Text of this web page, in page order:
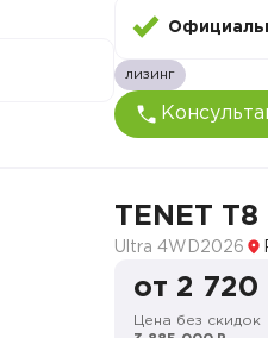
лизинг
TENET T8
Ultra 4WD2026
от 2 720
Цена без скидок